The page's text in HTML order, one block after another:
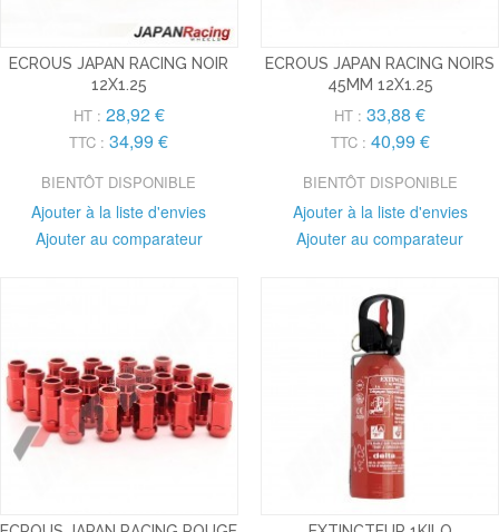
ECROUS JAPAN RACING NOIR
12X1.25
HT : 28,92 €
TTC : 34,99 €
BIENTÔT DISPONIBLE
Ajouter à la liste d'envies
Ajouter au comparateur
ECROUS JAPAN RACING NOIRS
45MM 12X1.25
HT : 33,88 €
TTC : 40,99 €
BIENTÔT DISPONIBLE
Ajouter à la liste d'envies
Ajouter au comparateur